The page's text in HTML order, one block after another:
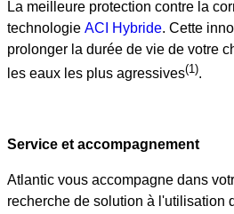
La meilleure protection contre la
technologie ACI Hybride. Cette
prolonger la durée de vie de votre
les eaux les plus agressives(1).
Service et accompagnement
Atlantic vous accompagne dans
recherche de solution à l'utilisation